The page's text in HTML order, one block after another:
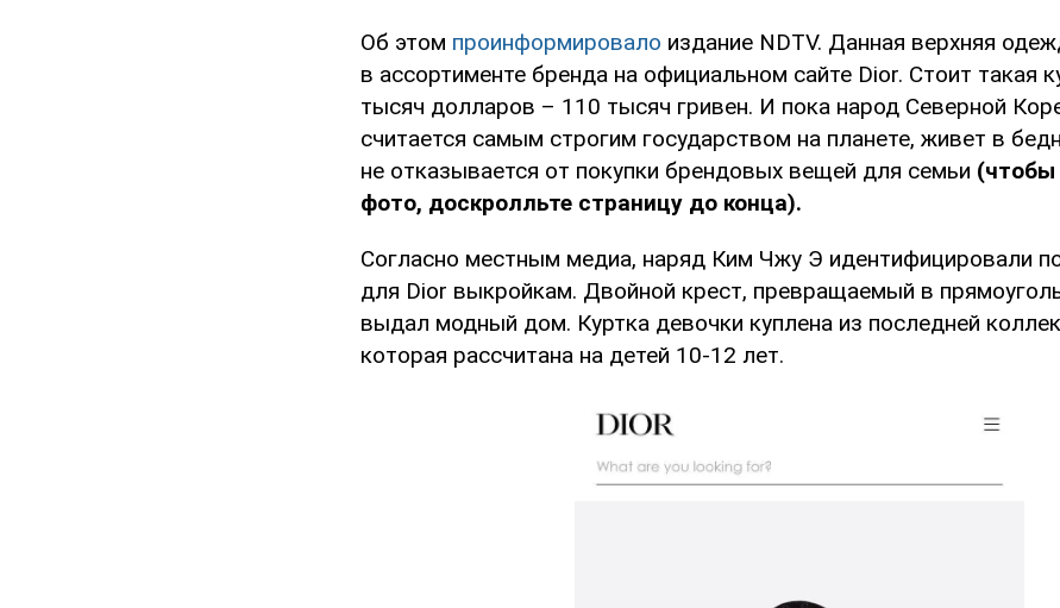
Об этом проинформировало издание NDTV. Данная верхняя
в ассортименте бренда на официальном сайте Dior. Стоит такая
тысяч долларов – 110 тысяч гривен. И пока народ Северной
считается самым строгим государством на планете, живет в
не отказывается от покупки брендовых вещей для семьи (чтобы
фото, доскролльте страницу до конца).
Согласно местным медиа, наряд Ким Чжу Э идентифицировали
для Dior выкройкам. Двойной крест, превращаемый в
выдал модный дом. Куртка девочки куплена из последней
которая рассчитана на детей 10-12 лет.